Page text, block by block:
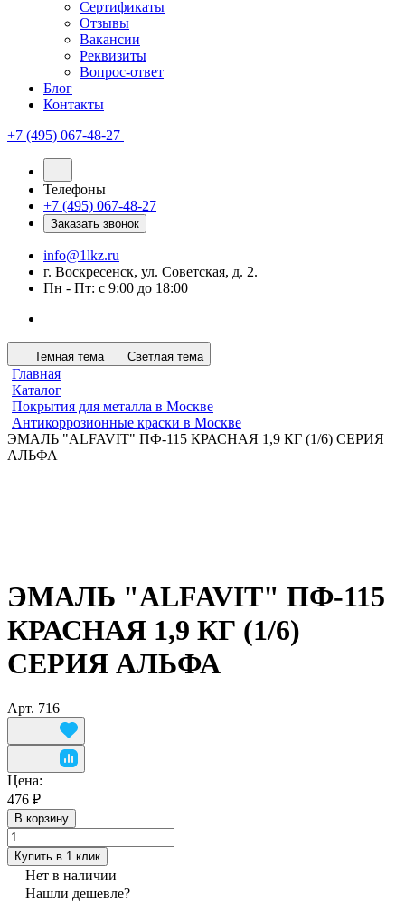
Сертификаты
Отзывы
Вакансии
Реквизиты
Вопрос-ответ
Блог
Контакты
+7 (495) 067-48-27
Телефоны
+7 (495) 067-48-27
Заказать звонок
info@1lkz.ru
г. Воскресенск, ул. Советская, д. 2.
Пн - Пт: с 9:00 до 18:00
Темная тема Светлая тема
Главная
Каталог
Покрытия для металла в Москве
Антикоррозионные краски в Москве
ЭМАЛЬ "ALFAVIT" ПФ-115 КРАСНАЯ 1,9 КГ (1/6) СЕРИЯ
АЛЬФА
ЭМАЛЬ "ALFAVIT" ПФ-115
КРАСНАЯ 1,9 КГ (1/6)
СЕРИЯ АЛЬФА
Арт. 716
Цена:
476 ₽
В корзину
Купить в 1 клик
Нет в наличии
Нашли дешевле?